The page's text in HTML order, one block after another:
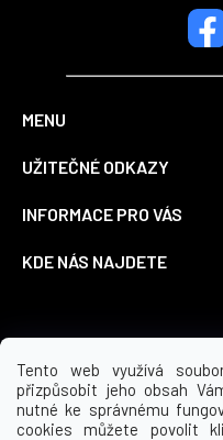
Tento web využívá
přizpůsobit jeho obsah
nutné ke správnému
cookies můžete povolit
MENU
UŽITEČNÉ ODKAZY
INFORMACE PRO VÁS
KDE NÁS NAJDETE